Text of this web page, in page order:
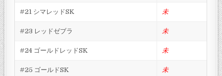
#21 シマレッドSK 未
#23 レッドゼブラ 未
#24 ゴールドレッドSK 未
#25 ゴールドSK 未